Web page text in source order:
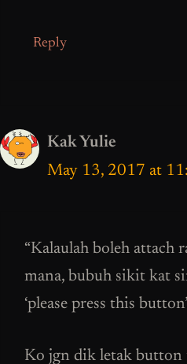
Reply
Kak Yulie
May 13, 2017 at
“Kalaulah boleh attach
mana, bubuh sikit kat
‘please press this
Ko jgn dik letak button